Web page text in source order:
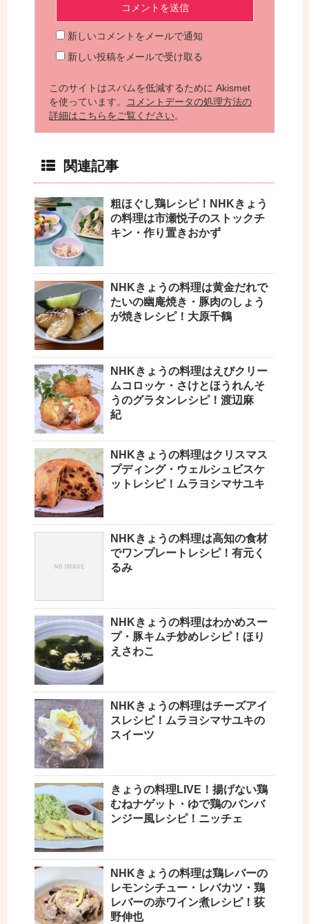
新しいコメントをメールで通知
新しい投稿をメールで受け取る
このサイトはスパムを低減するために Akismet
を使っています。
コメントデータの処理方法の
詳細はこちらをご覧ください。
関連記事
粗ほぐし鶏レシピ！NHKきょう
の料理は市瀬悦子のストックチ
キン・作り置きおかず
NHKきょうの料理は黄金だれで
たいの幽庵焼き・豚肉のしょう
が焼きレシピ！大原千鶴
NHKきょうの料理はえびクリー
ムコロッケ・さけとほうれんそ
うのグラタンレシピ！渡辺麻
紀
NHKきょうの料理はクリスマス
プディング・ウェルシュビスケ
ットレシピ！ムラヨシマサユキ
NHKきょうの料理は高知の食材
でワンプレートレシピ！有元く
るみ
NHKきょうの料理はわかめスー
プ・豚キムチ炒めレシピ！ほり
えさわこ
NHKきょうの料理はチーズアイ
スレシピ！ムラヨシマサユキの
スイーツ
きょうの料理LIVE！揚げない鶏
むねナゲット・ゆで鶏のバンバ
ンジー風レシピ！ニッチェ
NHKきょうの料理は鶏レバーの
レモンシチュー・レバカツ・鶏
レバーの赤ワイン煮レシピ！荻
野伸也